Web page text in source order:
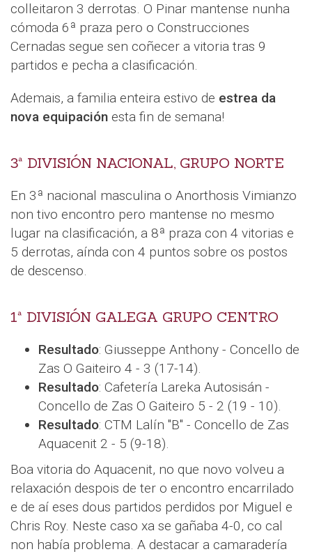
colleitaron 3 derrotas. O Pinar mantense nunha
cómoda 6ª praza pero o Construcciones
Cernadas segue sen coñecer a vitoria tras 9
partidos e pecha a clasificación.
Ademais, a familia enteira estivo de estrea da
nova equipación esta fin de semana!
3ª DIVISIÓN NACIONAL, GRUPO NORTE
En 3ª nacional masculina o Anorthosis Vimianzo
non tivo encontro pero mantense no mesmo
lugar na clasificación, a 8ª praza con 4 vitorias e
5 derrotas, aínda con 4 puntos sobre os postos
de descenso.
1ª DIVISIÓN GALEGA GRUPO CENTRO
Resultado: Giusseppe Anthony - Concello de
Zas O Gaiteiro 4 - 3 (17-14).
Resultado: Cafetería Lareka Autosisán -
Concello de Zas O Gaiteiro 5 - 2 (19 - 10).
Resultado: CTM Lalín "B" - Concello de Zas
Aquacenit 2 - 5 (9-18).
Boa vitoria do Aquacenit, no que novo volveu a
relaxación despois de ter o encontro encarrilado
e de aí eses dous partidos perdidos por Miguel e
Chris Roy. Neste caso xa se gañaba 4-0, co cal
non había problema. A destacar a camaradería